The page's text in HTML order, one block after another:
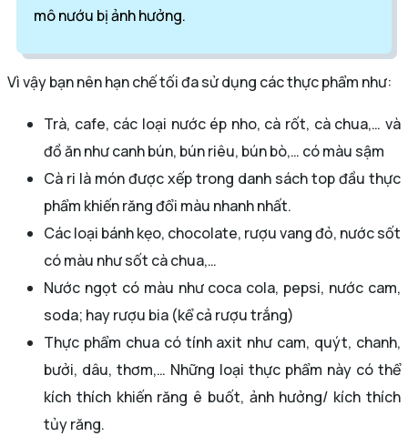
mô nướu bị ảnh hưởng.
Vì vậy bạn nên hạn chế tối đa sử dụng các thực phẩm như:
Trà, cafe, các loại nước ép nho, cà rốt, cà chua,… và
đồ ăn như canh bún, bún riêu, bún bò,… có màu sậm
Cà ri là món được xếp trong danh sách top đầu thực
phẩm khiến răng đổi màu nhanh nhất.
Các loại bánh kẹo, chocolate, rượu vang đỏ, nước sốt
có màu như sốt cà chua,…
Nước ngọt có màu như coca cola, pepsi, nước cam,
soda; hay rượu bia (kể cả rượu trắng)
Thực phẩm chua có tính axit như cam, quýt, chanh,
bưởi, dâu, thơm,… Những loại thực phẩm này có thể
kích thích khiến răng ê buốt, ảnh hưởng/ kích thích
tủy răng.